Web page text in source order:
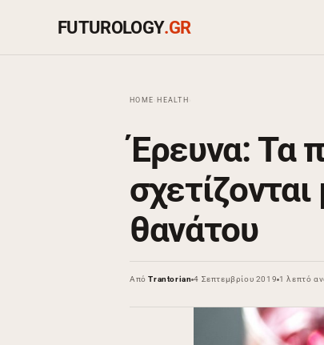
FUTUROLOGY.GR
HOME HEALTH
Έρευνα: Τα
θανάτου
ΑπόTrantorian 4 Σεπτεμβρίου 2019 1 λεπτό